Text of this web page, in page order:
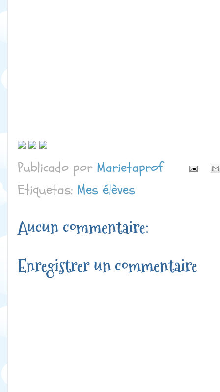
Publicado por Marietaprof
Etiquetas: Mes élèves
Aucun commentaire:
Enregistrer un commentaire